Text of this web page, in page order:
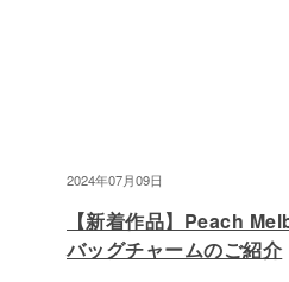
2024年07月09日
【新着作品】Peach
バッグチャームのご紹介